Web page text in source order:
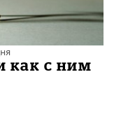
как с ним